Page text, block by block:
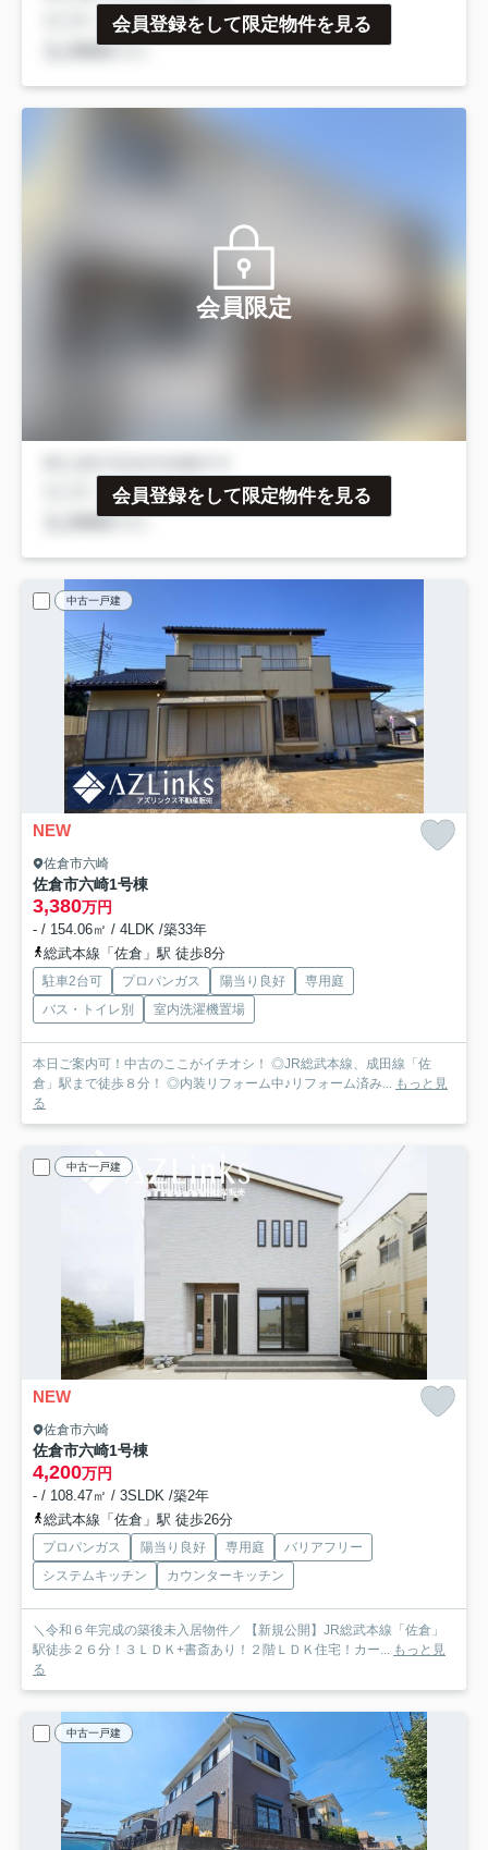
会員登録をして限定物件を見る
会員限定
会員登録をして限定物件を見る
中古一戸建
NEW
佐倉市六崎
佐倉市六崎1号棟
3,380万円
- / 154.06㎡ / 4LDK /築33年
総武本線「佐倉」駅 徒歩8分
駐車2台可 プロパンガス 陽当り良好
専用庭
バス・トイレ別
室内洗濯機置場
本日ご案内可！中古のここがイチオシ！ ◎JR総武本線、成田線「佐
倉」駅まで徒歩８分！ ◎内装リフォーム中♪リフォーム済み... もっと見
る
中古一戸建
NEW
佐倉市六崎
佐倉市六崎1号棟
4,200万円
- / 108.47㎡ / 3SLDK /築2年
総武本線「佐倉」駅 徒歩26分
プロパンガス 陽当り良好 専用庭
バリアフリー
システムキッチン
カウンターキッチン
＼令和６年完成の築後未入居物件／ 【新規公開】JR総武本線「佐倉」
駅徒歩２６分！３ＬＤＫ+書斎あり！２階ＬＤＫ住宅！カー... もっと見
る
中古一戸建